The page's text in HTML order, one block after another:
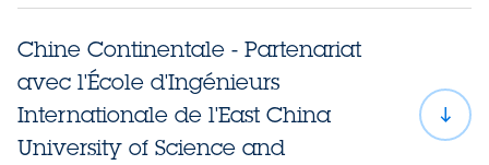
Xi’an Jiaotong – Liverpool University
Chine Continentale - Partenariat
avec l'École d'Ingénieurs
Internationale de l'East China
University of Science and